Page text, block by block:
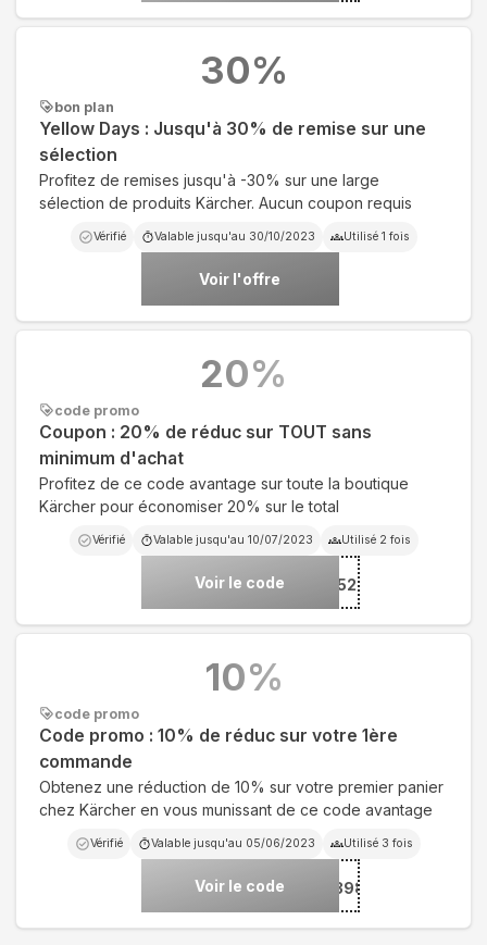
bon plan
Yellow Days : Jusqu'à 30% de remise sur une
sélection
Profitez de remises jusqu'à -30% sur une large
sélection de produits Kärcher. Aucun coupon requis
Vérifié Valable jusqu'au 30/10/2023 Utilisé 1 fois
Voir l'offre
30%
code promo
Coupon : 20% de réduc sur TOUT sans
minimum d'achat
Profitez de ce code avantage sur toute la boutique
Kärcher pour économiser 20% sur le total
Vérifié Valable jusqu'au 10/07/2023 Utilisé 2 fois
Voir le code
***Z20%AKF208752
20%
code promo
Code promo : 10% de réduc sur votre 1ère
commande
Obtenez une réduction de 10% sur votre premier panier
chez Kärcher en vous munissant de ce code avantage
Vérifié Valable jusqu'au 05/06/2023 Utilisé 3 fois
Voir le code
***NVENUEPRO71398
10%